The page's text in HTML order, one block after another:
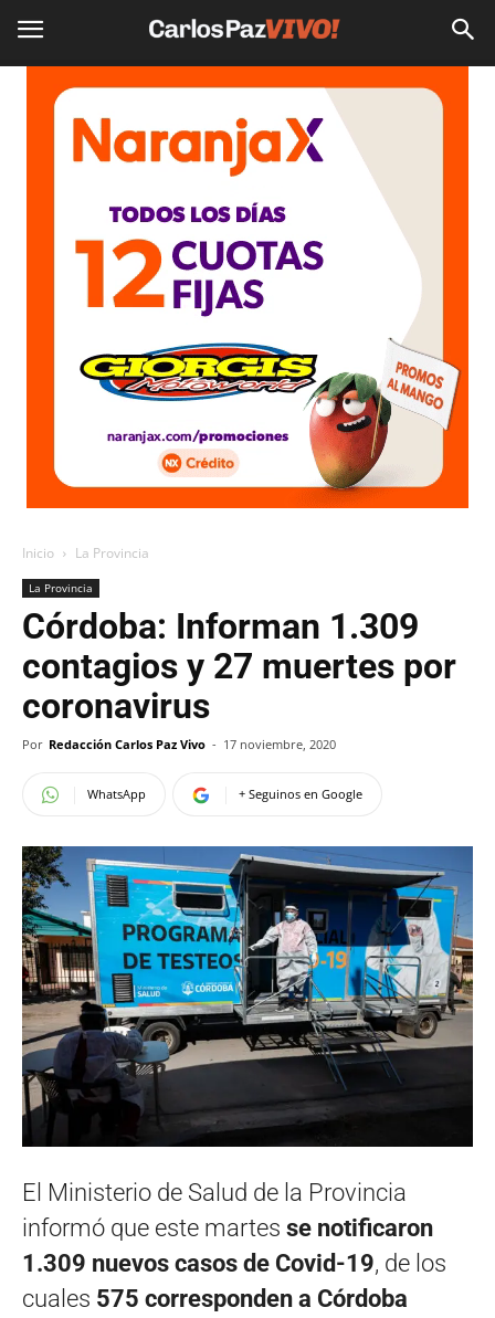
Inicio La Provincia
La Provincia
Córdoba: Informan 1.309
contagios y 27 muertes por
coronavirus
Por Redacción Carlos Paz Vivo - 17 noviembre, 2020
WhatsApp + Seguinos en Google
El Ministerio de Salud de la Provincia
informó que este martes se notificaron
1.309 nuevos casos de Covid-19, de los
cuales 575 corresponden a Córdoba